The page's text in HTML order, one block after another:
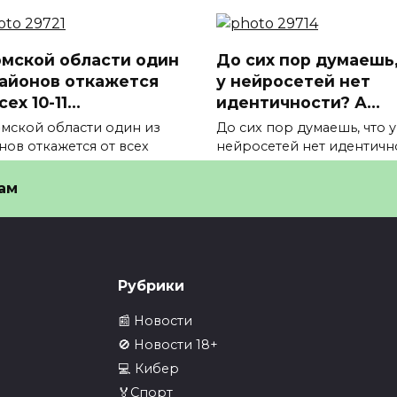
области один
откажется
10-11…
области один из
откажется от всех
До сих пор
у нейросетей нет
идентичности? А…
До сих пор думаешь, что у
нейросетей нет
Рубрики
📰 Новости
🚫 Новости 18+
💻 Кибер
🏅Спорт